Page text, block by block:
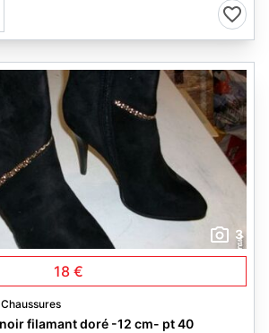
3
18 €
Chaussures
filamant doré -12 cm- pt 40